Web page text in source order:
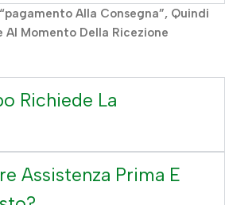
Alla Consegna”, Quindi
Al Momento Della Ricezione
Richiede La
Assistenza Prima E